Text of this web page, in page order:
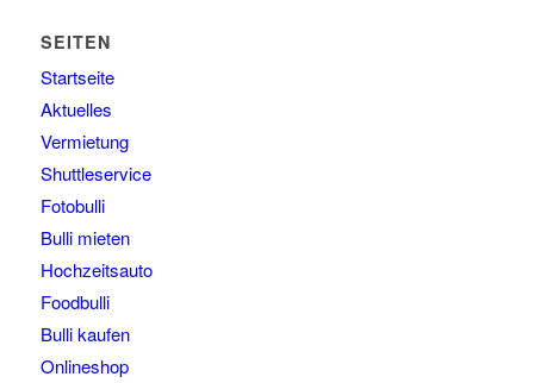
SEITEN
Startseite
Aktuelles
Vermietung
Shuttleservice
Fotobulli
Bulli mieten
Hochzeitsauto
Foodbulli
Bulli kaufen
Onlineshop